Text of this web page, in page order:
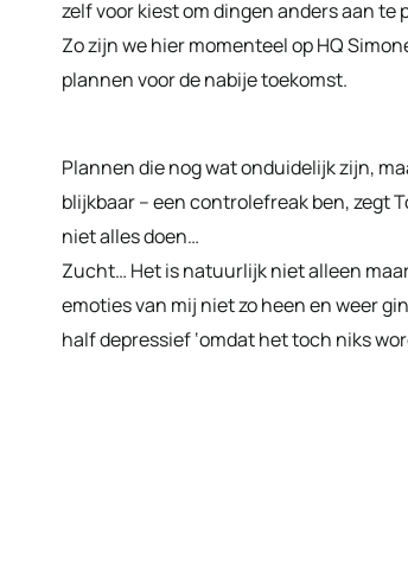
zelf voor kiest om dingen anders aan te
Zo zijn we hier momenteel op HQ
plannen voor de nabije toekomst.
Plannen die nog wat onduidelijk zijn,
blijkbaar – een controlefreak ben, zegt
niet alles doen…
Zucht… Het is natuurlijk niet alleen
emoties van mij niet zo heen en weer
half depressief ‘omdat het toch niks